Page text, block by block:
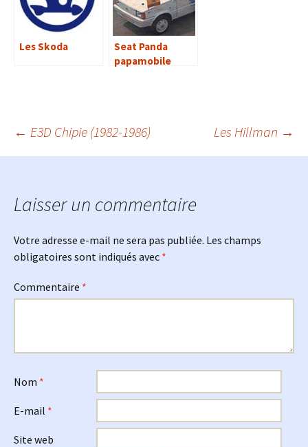
Les Skoda
Seat Panda
papamobile
Navigation
articles
← E3D Chipie (1982-1986) Les Hillman →
Laisser un commentaire
Votre adresse e-mail ne sera pas publiée. Les champs
obligatoires sont indiqués avec *
Commentaire *
Nom *
E-mail *
Site web